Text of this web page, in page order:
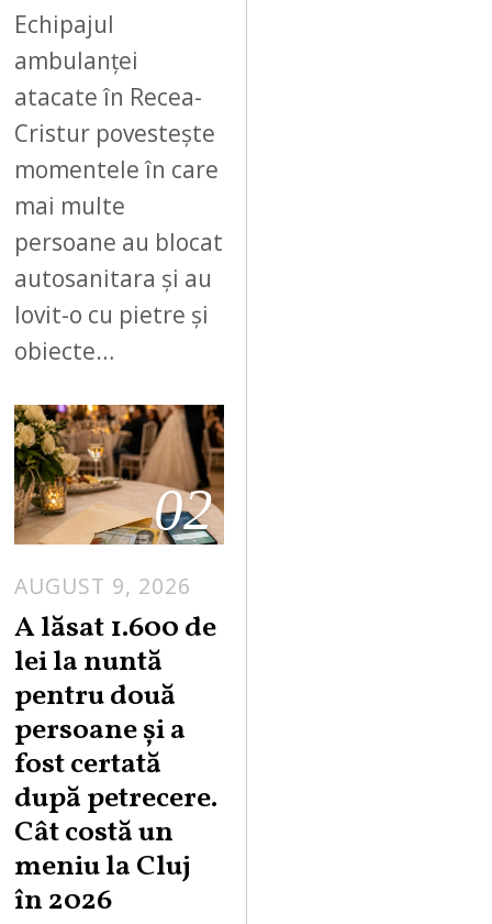
Echipajul
ambulanței
atacate în Recea-
Cristur povestește
momentele în care
mai multe
persoane au blocat
autosanitara și au
lovit-o cu pietre și
obiecte…
02
AUGUST 9, 2026
A lăsat 1.600 de
lei la nuntă
pentru două
persoane și a
fost certată
după petrecere.
Cât costă un
meniu la Cluj
în 2026